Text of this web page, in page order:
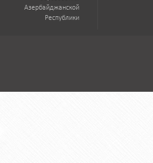
Азербайджанской
Республики